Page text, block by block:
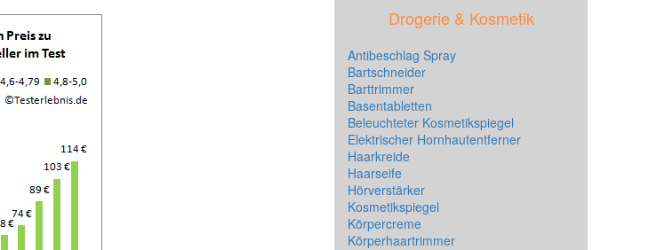
Drogerie & Kosmetik
Antibeschlag Spray
Bartschneider
Barttrimmer
Basentabletten
Beleuchteter Kosmetikspiegel
Elektrischer Hornhautentferner
Haarkreide
Haarseife
Hörverstärker
Kosmetikspiegel
Körpercreme
Körperhaartrimmer